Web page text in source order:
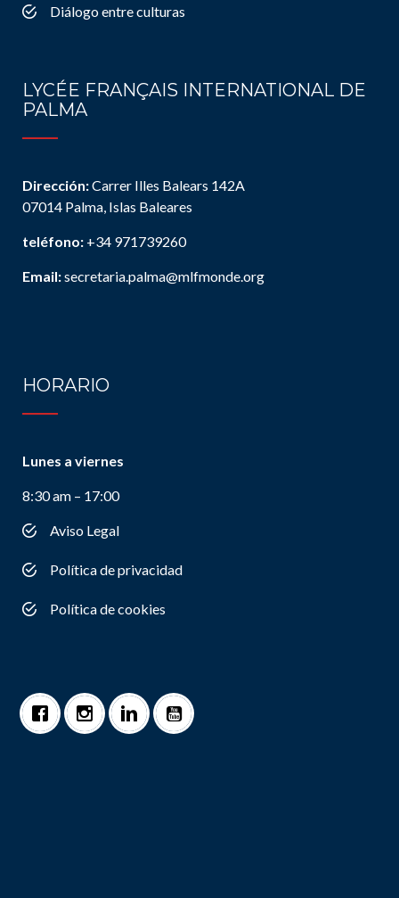
Diálogo entre culturas
LYCÉE FRANÇAIS INTERNATIONAL DE
PALMA
Dirección:Carrer Illes Balears 142A
07014 Palma, Islas Baleares
teléfono: +34 971739260
Email:secretaria.palma@mlfmonde.org
HORARIO
Lunes a viernes
8:30 am – 17:00
Aviso Legal
Política de privacidad
Política de cookies